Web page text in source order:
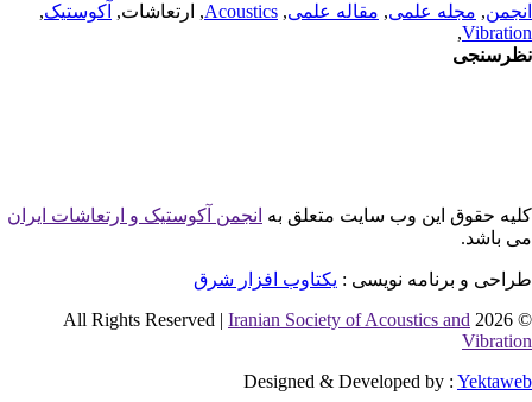
,مجله علمی, مقاله علمی,
Acoustics, ارتعاشات,آکوستیک,
,
حقوق این وب سایت متعلق بهانجمن آکوستیک و ارتعاشات ایران
باشد.
و برنامه نویسی : یکتاوب افزار شرق
©
Iranian Society of Acoustics and
Designed & Developed by :